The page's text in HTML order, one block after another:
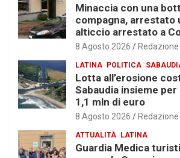
Minaccia con una
compagna, arrestato
alticcio arrestato a
8 Agosto 2026 Redazione
LATINA POLITICA
Lotta all’erosione
Sabaudia insieme
1,1 mln di euro
8 Agosto 2026 Redazione
ATTUALITÀ LATINA
Guardia Medica